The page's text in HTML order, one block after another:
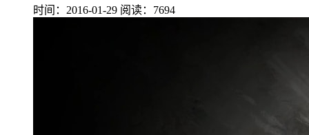
时间：2016-01-29 阅读：7694